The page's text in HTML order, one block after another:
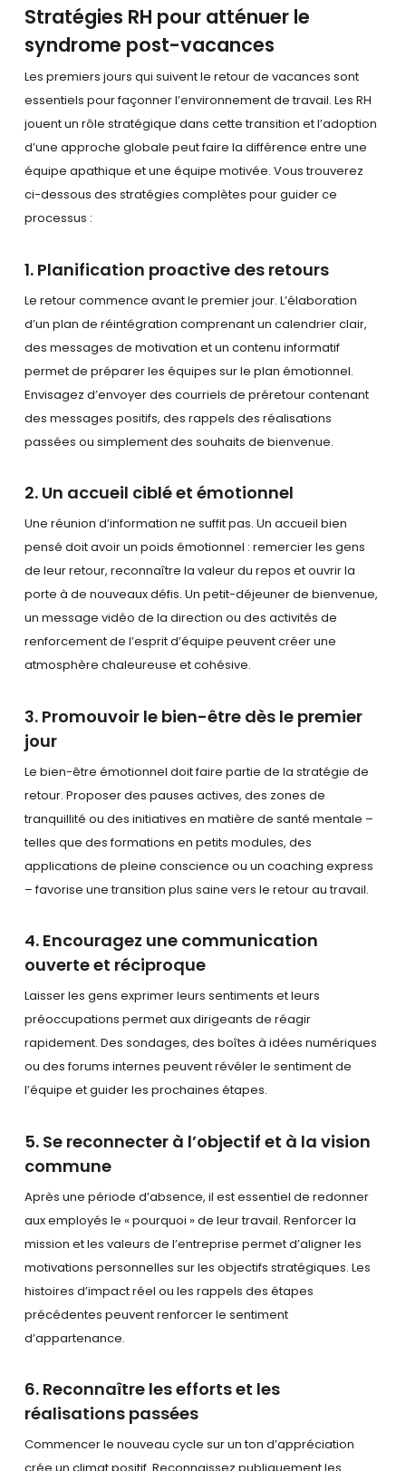
Stratégies RH pour atténuer le
syndrome post-vacances
Les premiers jours qui suivent le retour de vacances sont
essentiels pour façonner l’environnement de travail. Les RH
jouent un rôle stratégique dans cette transition et l’adoption
d’une approche globale peut faire la différence entre une
équipe apathique et une équipe motivée. Vous trouverez
ci-dessous des stratégies complètes pour guider ce
processus :
1. Planification proactive des retours
Le retour commence avant le premier jour. L’élaboration
d’un plan de réintégration comprenant un calendrier clair,
des messages de motivation et un contenu informatif
permet de préparer les équipes sur le plan émotionnel.
Envisagez d’envoyer des courriels de préretour contenant
des messages positifs, des rappels des réalisations
passées ou simplement des souhaits de bienvenue.
2. Un accueil ciblé et émotionnel
Une réunion d’information ne suffit pas. Un accueil bien
pensé doit avoir un poids émotionnel : remercier les gens
de leur retour, reconnaître la valeur du repos et ouvrir la
porte à de nouveaux défis. Un petit-déjeuner de bienvenue,
un message vidéo de la direction ou des activités de
renforcement de l’esprit d’équipe peuvent créer une
atmosphère chaleureuse et cohésive.
3. Promouvoir le bien-être dès le premier
jour
Le bien-être émotionnel doit faire partie de la stratégie de
retour. Proposer des pauses actives, des zones de
tranquillité ou des initiatives en matière de santé mentale –
telles que des formations en petits modules, des
applications de pleine conscience ou un coaching express
– favorise une transition plus saine vers le retour au travail.
4. Encouragez une communication
ouverte et réciproque
Laisser les gens exprimer leurs sentiments et leurs
préoccupations permet aux dirigeants de réagir
rapidement. Des sondages, des boîtes à idées numériques
ou des forums internes peuvent révéler le sentiment de
l’équipe et guider les prochaines étapes.
5. Se reconnecter à l’objectif et à la vision
commune
Après une période d’absence, il est essentiel de redonner
aux employés le « pourquoi » de leur travail. Renforcer la
mission et les valeurs de l’entreprise permet d’aligner les
motivations personnelles sur les objectifs stratégiques. Les
histoires d’impact réel ou les rappels des étapes
précédentes peuvent renforcer le sentiment
d’appartenance.
6. Reconnaître les efforts et les
réalisations passées
Commencer le nouveau cycle sur un ton d’appréciation